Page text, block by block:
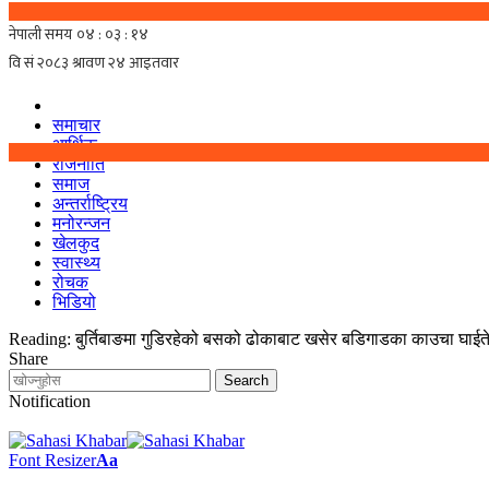
समाचार
आर्थिक
राजनीति
समाज
अन्तर्राष्ट्रिय
मनोरन्जन
खेलकुद
स्वास्थ्य
रोचक
भिडियो
Reading: बुर्तिबाङमा गुडिरहेको बसको ढोकाबाट खसेर बडिगाडका काउचा घाईते
Share
Notification
Font ResizerAa